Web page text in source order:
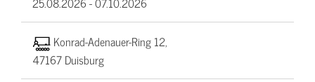
Konrad-Adenauer-Ring 12,
47167 Duisburg